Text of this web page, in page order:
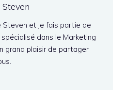
Steven et je fais partie de
spécialisé dans le Marketing
grand plaisir de partager